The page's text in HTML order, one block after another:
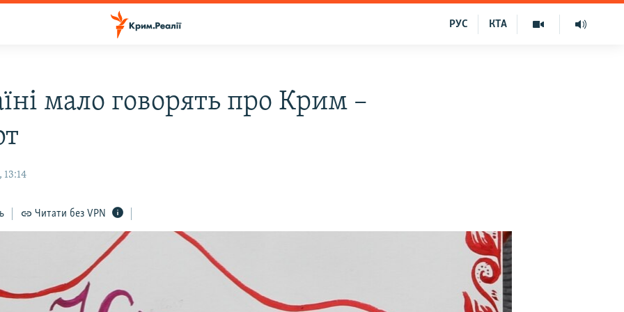
КТА
РУС
мало говорять про Крим –
13:14
Читати без VPN